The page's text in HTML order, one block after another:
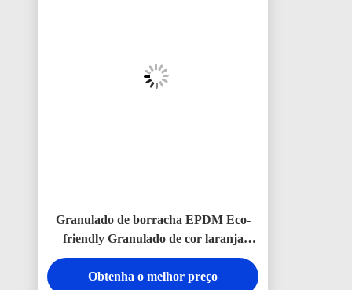
Granulado de borracha EPDM Eco-
friendly Granulado de cor laranja
EPDM Granulado personalizado
Obtenha o melhor preço